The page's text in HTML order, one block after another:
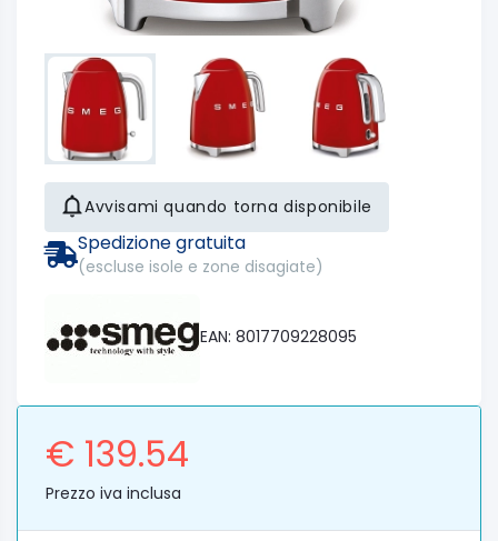
Avvisami quando torna disponibile
Spedizione gratuita
(escluse isole e zone disagiate)
EAN: 8017709228095
€ 139.54
Prezzo iva inclusa